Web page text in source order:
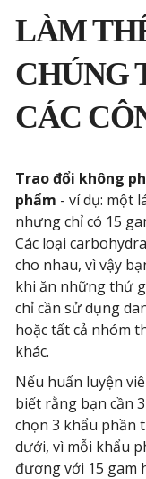
LÀM
CHÚNG
CÁC
Trao đổi không
phẩm - ví dụ: một
nhưng chỉ có 15
Các loại
cho nhau, vì vậy
khi ăn những thứ
chỉ cần sử dụng
hoặc tất cả nhóm
khác.
Nếu huấn luyện
biết rằng bạn cần
chọn 3 khẩu phần
dưới, vì mỗi khẩu
đương với 15 gam